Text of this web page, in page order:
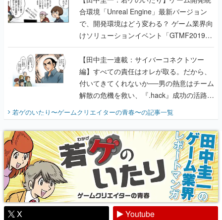
合環境「Unreal Engine」最新バージョン
で、開発環境はどう変わる？ ゲーム業界向
けソリューションイベント「GTMF2019」
に行って、より理解を深めよう【PR】
【田中圭一連載：サイバーコネクトツー
編】すべての責任はオレが取る。だから、
付いてきてくれないか──男の熱意はチーム
解散の危機を救い、『.hack』成功の活路を
開く。業界の快男児・松山 洋に流れる血は
『少年ジャンプ』色だった【若ゲのいた
り】
若ゲのいたり〜ゲームクリエイターの青春〜の記事一覧
X
Youtube